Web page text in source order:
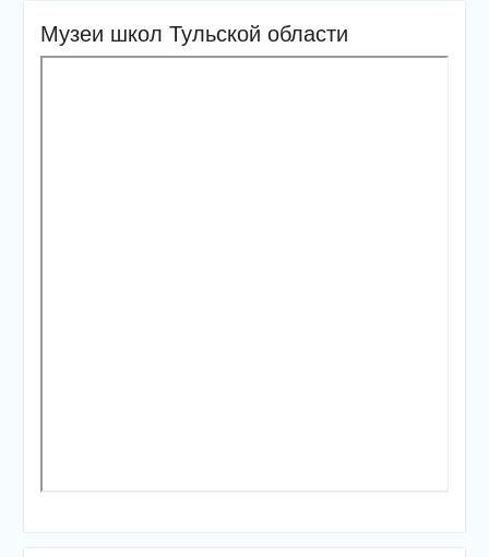
Музеи школ Тульской области